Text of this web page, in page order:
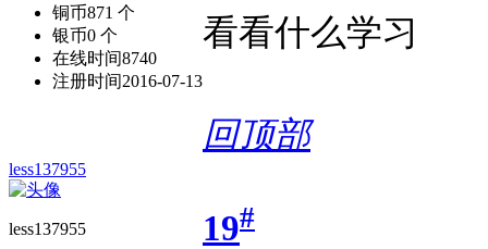
铜币871 个
银币0 个
在线时间8740
注册时间2016-07-13
看看什么学习
回顶部
less137955
less137955 19#